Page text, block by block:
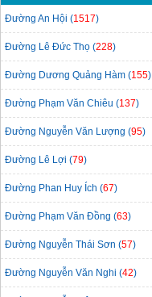
Đường An Hội (1517)
Đường Lê Đức Thọ (228)
Đường Dương Quảng Hàm (155)
Đường Phạm Văn Chiêu (137)
Đường Nguyễn Văn Lượng (95)
Đường Lê Lợi (79)
Đường Phan Huy Ích (67)
Đường Phạm Văn Đồng (63)
Đường Nguyễn Thái Sơn (57)
Đường Nguyễn Văn Nghi (42)